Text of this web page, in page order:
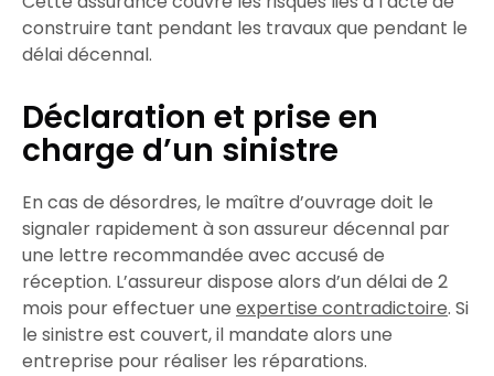
construire tant pendant les travaux que pendant le
délai décennal.
Déclaration et prise en
charge d’un sinistre
En cas de désordres, le maître d’ouvrage doit le
signaler rapidement à sonassureurdécennal par
une lettre recommandée avec accusé de
réception. L’assureurdispose alors d’undélaide 2
mois pour effectuer une expertise contradictoire. Si
le sinistre est couvert, il mandate alors une
entreprise pour réaliser les réparations.